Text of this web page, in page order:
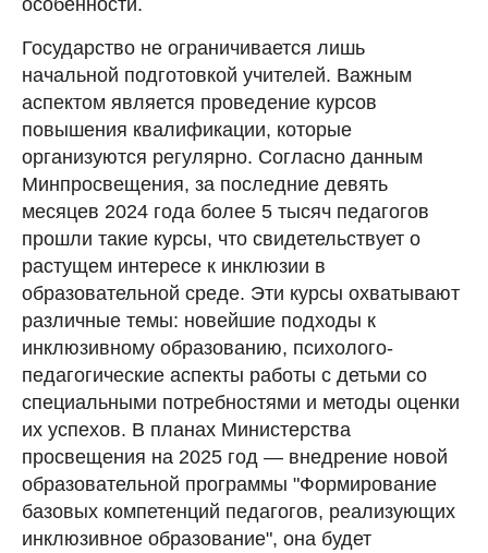
Государство не ограничивается лишь
начальной подготовкой учителей. Важным
аспектом является проведение курсов
повышения квалификации, которые
организуются регулярно. Согласно данным
Минпросвещения, за последние девять
месяцев 2024 года более 5 тысяч педагогов
прошли такие курсы, что свидетельствует о
растущем интересе к инклюзии в
образовательной среде. Эти курсы охватывают
различные темы: новейшие подходы к
инклюзивному образованию, психолого-
педагогические аспекты работы с детьми со
специальными потребностями и методы оценки
их успехов. В планах Министерства
просвещения на 2025 год — внедрение новой
образовательной программы "Формирование
базовых компетенций педагогов, реализующих
инклюзивное образование", она будет